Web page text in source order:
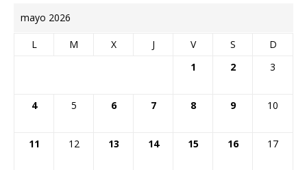
mayo 2026
L M X J V S
D
1
2 3
4 5 6 7 8 9 10
11 12 13 14 15 16 17